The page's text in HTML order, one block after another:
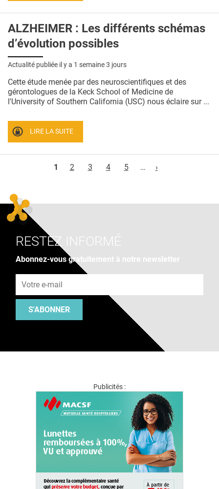
ALZHEIMER : Les différents schémas
d’évolution possibles
Actualité publiée il y a 1 semaine 3 jours
Cette étude menée par des neuroscientifiques et des
gérontologues de la Keck School of Medicine de
l'University of Southern California (USC) nous éclaire sur ...
LIRE LA SUITE
1
2 3 4 5 … ›
RESTEZ INFORMÉ
Abonnez-vous gratuitement à notre newsletter
S'ABONNER
Publicités :